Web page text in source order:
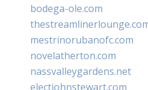
bodega-ole.com
mestrinorubanofc.com
novelatherton.com
nassvalleygardens.net
electjohnstewart.com